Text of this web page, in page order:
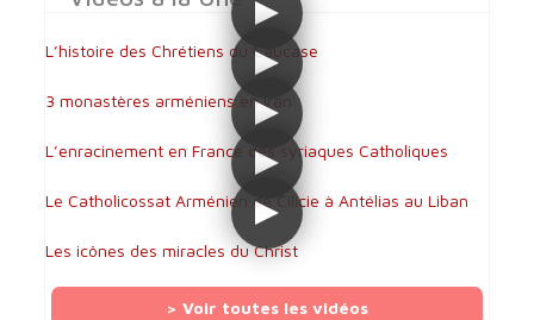
L’histoire des Chrétiens du Caucase
3 monastères arméniens en Iran
L’enracinement en France des syriaques Catholiques
Le Catholicossat Arménien de Cilicie à Antélias au Liban
Les icônes des miracles du Christ
> Voir toutes les vidéos